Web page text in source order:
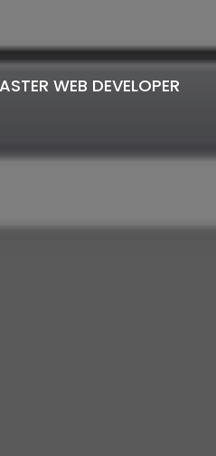
WEB DEVELOPER